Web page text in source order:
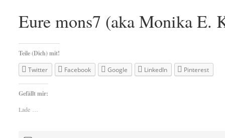
Eure mons7 (aka Monika E.
Teile (Dich) mit!
Twitter
Facebook Google LinkedIn Pinterest
Gefällt mir:
Lade …